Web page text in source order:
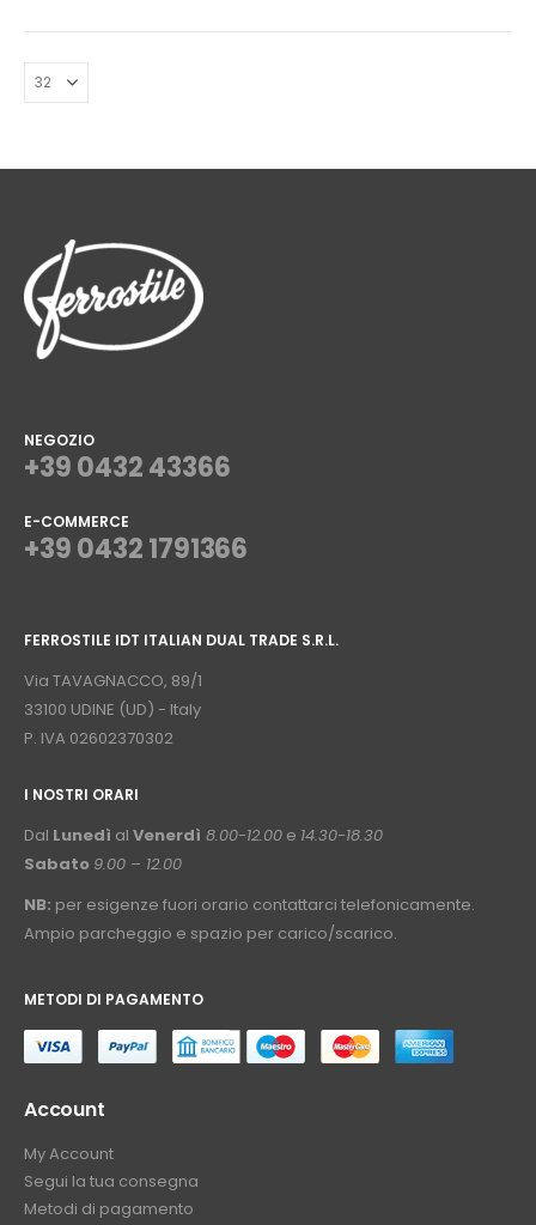
NEGOZIO
+39 0432 43366
E-COMMERCE
+39 0432 1791366
FERROSTILE IDT ITALIAN DUAL TRADE S.R.L.
Via TAVAGNACCO, 89/1
33100 UDINE (UD) - Italy
P. IVA 02602370302
I NOSTRI ORARI
Dal Lunedì al Venerdì 8.00-12.00 e 14.30-18.30
Sabato 9.00 – 12.00
NB: per esigenze fuori orario contattarci telefonicamente.
Ampio parcheggio e spazio per carico/scarico.
METODI DI PAGAMENTO
Account
My Account
Segui la tua consegna
Metodi di pagamento